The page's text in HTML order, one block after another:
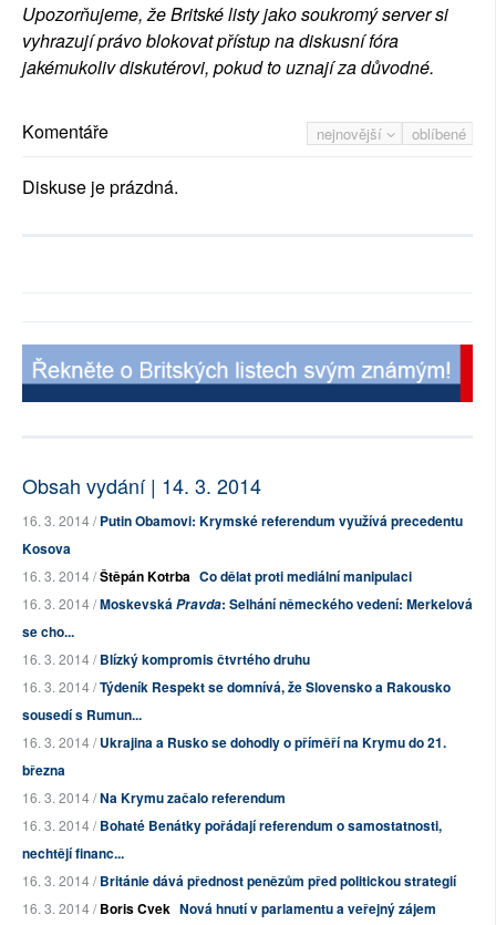
Upozorňujeme, že Britské listy jako soukromý server si
vyhrazují právo blokovat přístup na diskusní fóra
jakémukoliv diskutérovi, pokud to uznají za důvodné.
nejnovější oblíbené
Komentáře
Diskuse je prázdná.
Obsah vydání | 14. 3. 2014
16. 3. 2014 /Putin Obamovi: Krymské referendum využívá precedentu
Kosova
16. 3. 2014 /Štěpán Kotrba Co dělat proti mediální manipulaci
16. 3. 2014 /MoskevskáPravda: Selhání německého vedení: Merkelová
se cho...
16. 3. 2014 /Blízký kompromis čtvrtého druhu
16. 3. 2014 /Týdeník Respekt se domnívá, že Slovensko a Rakousko
sousedí s Rumun...
16. 3. 2014 /Ukrajina a Rusko se dohodly o příměří na Krymu do 21.
března
16. 3. 2014 /Na Krymu začalo referendum
16. 3. 2014 /Bohaté Benátky pořádají referendum o samostatnosti,
nechtějí financ...
16. 3. 2014 /Británie dává přednost penězům před politickou strategií
16. 3. 2014 /Boris Cvek Nová hnutí v parlamentu a veřejný zájem